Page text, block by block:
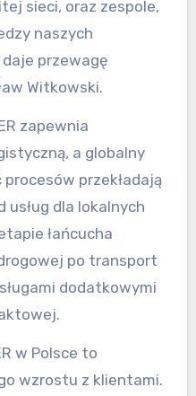
sieci, oraz zespole,
naszych
daje przewagę
Witkowski.
zapewnia
a globalny
przekładają
dla lokalnych
łańcucha
po transport
dodatkowymi
w Polsce to
wzrostu z klientami.